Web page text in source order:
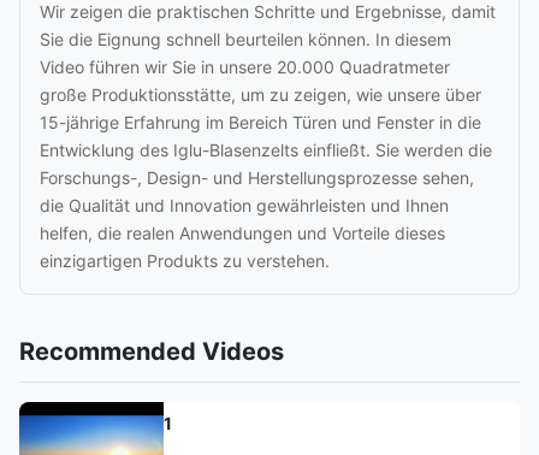
Wir zeigen die praktischen Schritte und Ergebnisse, damit
Sie die Eignung schnell beurteilen können. In diesem
Video führen wir Sie in unsere 20.000 Quadratmeter
große Produktionsstätte, um zu zeigen, wie unsere über
15-jährige Erfahrung im Bereich Türen und Fenster in die
Entwicklung des Iglu-Blasenzelts einfließt. Sie werden die
Forschungs-, Design- und Herstellungsprozesse sehen,
die Qualität und Innovation gewährleisten und Ihnen
helfen, die realen Anwendungen und Vorteile dieses
einzigartigen Produkts zu verstehen.
Recommended Videos
1